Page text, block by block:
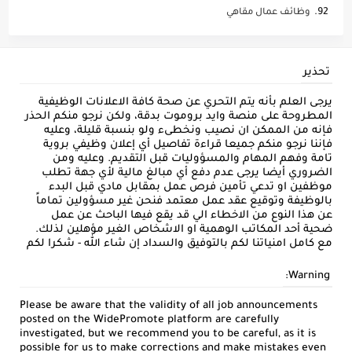
وظائف عمال مقاهي
تحذير
يرجى العلم بأنه يتم التحري عن صحة كافة الاعلانات الوظيفية
المطروحة على منصة وايد بروموت بدقة، ولكن نرجو منكم الحذر
فإنه من الممكن ان نصيب ونخطىء ولو بنسبة قليلة، وعليه
فإننا نرجو منكم جميعا قراءة تفاصيل أي إعلان وظيفي بروية
تامة وفهم المهام والمسؤوليات قبل التقديم. وعليه ومن
الضروري أيضا يرجى عدم دفع أي مبالغ مالية لأي جهة تطلب
موظفين او تدعي تأمين فرص عمل بمقابل مادي قبل البدء
بالوظيفة وتوقيع عقد عمل معتمد فنحن غير مسؤولين تماماً
عن هذا النوع من الاخطاء الي قد يقع فيها الباحث عن عمل
ضحية أحد المكاتب الوهمية او الاشخاص الغير مؤهلين لذلك.
مع كامل امنياتنا لكم بالتوفيق والسداد إن شاء الله - شكرا لكم
Warning:
Please be aware that the validity of all job announcements
posted on the WidePromote platform are carefully
investigated, but we recommend you to be careful, as it is
possible for us to make corrections and make mistakes even